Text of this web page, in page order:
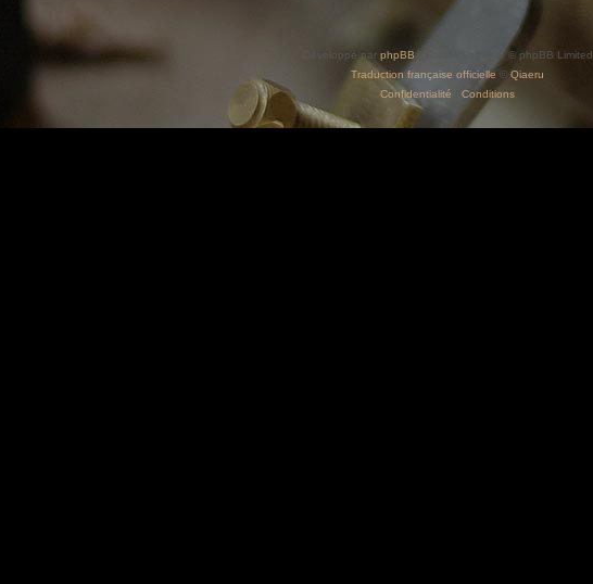
Développé par phpBB® Forum Software © phpBB Limited
Traduction française officielle © Qiaeru
Confidentialité
Conditions